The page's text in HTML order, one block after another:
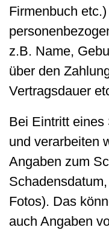
Firmenbuch
z.B. Name,
über den
Vertragsdauer
Bei Eintritt eines
und verarbeiten
Angaben zum
Fotos). Das
auch Angaben